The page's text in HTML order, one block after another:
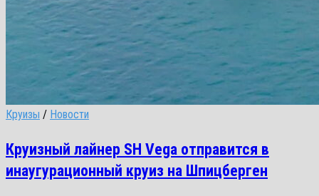
Круизы / Новости
Круизный лайнер SH Vega отправится в
инаугурационный круиз на Шпицберген